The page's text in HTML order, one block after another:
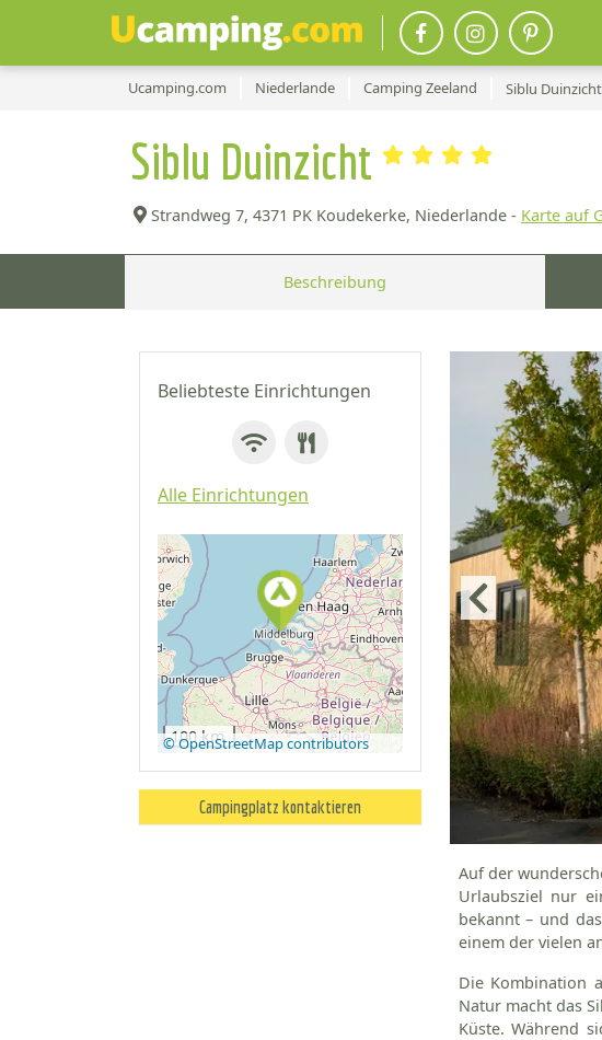
Ucamping.com Niederlande Camping Zeeland Siblu Duinzicht
Siblu Duinzicht
Strandweg 7, 4371 PK Koudekerke, Niederlande - Karte auf
Beschreibung
Beliebteste Einrichtungen
Alle Einrichtungen
Auf Google
Maps
anzeigen
100 km
© OpenStreetMap contributors
Campingplatz kontaktieren
Auf der
Urlaubsziel nur
bekannt – und
einem der vielen
Die Kombination
Natur macht das
Küste. Während